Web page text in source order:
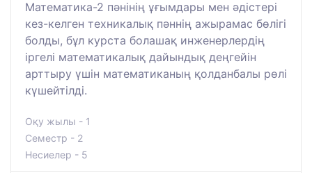
Математика-2 пәнінің ұғымдары мен әдістері
кез-келген техникалық пәннің ажырамас бөлігі
болды, бұл курста болашақ инженерлердің
іргелі математикалық дайындық деңгейін
арттыру үшін математиканың қолданбалы рөлі
күшейтілді.
Оқу жылы - 1
Семестр - 2
Несиелер - 5